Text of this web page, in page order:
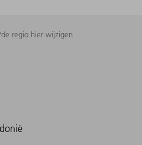
regio hier wijzigen